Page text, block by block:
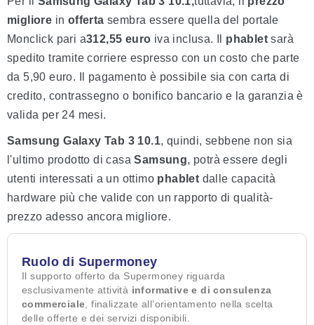
migliore in offerta sembra essere quella del portale
Monclick pari a312,55 euro iva inclusa. Il phablet sarà
spedito tramite corriere espresso con un costo che parte
da 5,90 euro. Il pagamento è possibile sia con carta di
credito, contrassegno o bonifico bancario e la garanzia è
valida per 24 mesi.
Samsung Galaxy Tab 3 10.1, quindi, sebbene non sia
l'ultimo prodotto di casaSamsung, potrà essere degli
utenti interessati a un ottimo phablet dalle capacità
hardware più che valide con un rapporto di qualità-
prezzo adesso ancora migliore.
Ruolo di Supermoney
Il supporto offerto da Supermoney riguarda
esclusivamente attività informative e di consulenza
commerciale , finalizzate all’orientamento nella scelta
delle offerte e dei servizi disponibili.